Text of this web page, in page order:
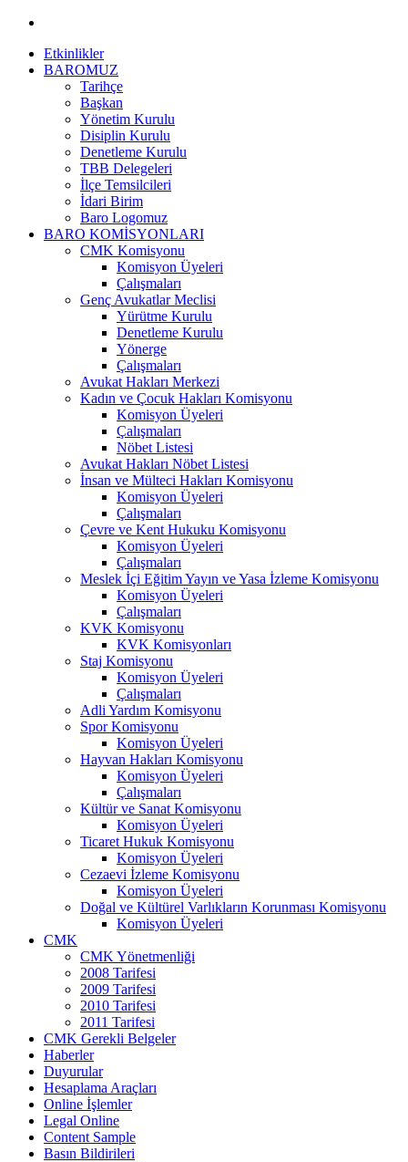
Etkinlikler
BAROMUZ
Tarihçe
Başkan
Yönetim Kurulu
Disiplin Kurulu
Denetleme Kurulu
TBB Delegeleri
İlçe Temsilcileri
İdari Birim
Baro Logomuz
BARO KOMİSYONLARI
CMK Komisyonu
Komisyon Üyeleri
Çalışmaları
Genç Avukatlar Meclisi
Yürütme Kurulu
Denetleme Kurulu
Yönerge
Çalışmaları
Avukat Hakları Merkezi
Kadın ve Çocuk Hakları Komisyonu
Komisyon Üyeleri
Çalışmaları
Nöbet Listesi
Avukat Hakları Nöbet Listesi
İnsan ve Mülteci Hakları Komisyonu
Komisyon Üyeleri
Çalışmaları
Çevre ve Kent Hukuku Komisyonu
Komisyon Üyeleri
Çalışmaları
Meslek İçi Eğitim Yayın ve Yasa İzleme Komisyonu
Komisyon Üyeleri
Çalışmaları
KVK Komisyonu
KVK Komisyonları
Staj Komisyonu
Komisyon Üyeleri
Çalışmaları
Adli Yardım Komisyonu
Spor Komisyonu
Komisyon Üyeleri
Hayvan Hakları Komisyonu
Komisyon Üyeleri
Çalışmaları
Kültür ve Sanat Komisyonu
Komisyon Üyeleri
Ticaret Hukuk Komisyonu
Komisyon Üyeleri
Cezaevi İzleme Komisyonu
Komisyon Üyeleri
Doğal ve Kültürel Varlıkların Korunması Komisyonu
Komisyon Üyeleri
CMK
CMK Yönetmenliği
2008 Tarifesi
2009 Tarifesi
2010 Tarifesi
2011 Tarifesi
CMK Gerekli Belgeler
Haberler
Duyurular
Hesaplama Araçları
Online İşlemler
Legal Online
Content Sample
Basın Bildirileri